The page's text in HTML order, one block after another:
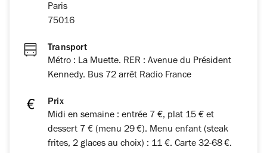
Paris
75016
Transport
Métro : La Muette. RER : Avenue du Président
Kennedy. Bus 72 arrêt Radio France
Prix
Midi en semaine : entrée 7 €, plat 15 € et
dessert 7 € (menu 29 €). Menu enfant (steak
frites, 2 glaces au choix) : 11 €. Carte 32-68 €.